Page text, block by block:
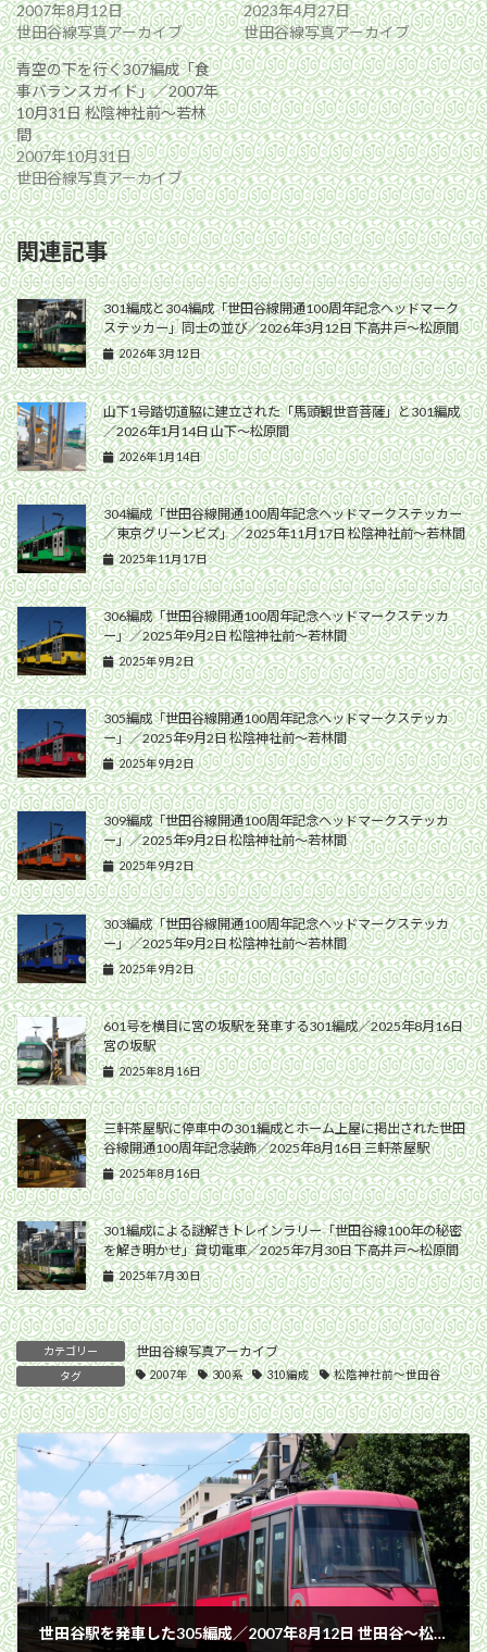
2007年8月12日
世田谷線写真アーカイブ
2023年4月27日
世田谷線写真アーカイブ
青空の下を行く307編成「食
事バランスガイド」／2007年
10月31日 松陰神社前〜若林
間
2007年10月31日
世田谷線写真アーカイブ
関連記事
301編成と304編成「世田谷線開通100周年記念ヘッドマーク
ステッカー」同士の並び／2026年3月12日 下高井戸〜松原間
2026年3月12日
山下1号踏切道脇に建立された「馬頭観世音菩薩」と301編成
／2026年1月14日 山下〜松原間
2026年1月14日
304編成「世田谷線開通100周年記念ヘッドマークステッカー
／東京グリーンビズ」／2025年11月17日 松陰神社前〜若林間
2025年11月17日
306編成「世田谷線開通100周年記念ヘッドマークステッカ
ー」／2025年9月2日 松陰神社前〜若林間
2025年9月2日
305編成「世田谷線開通100周年記念ヘッドマークステッカ
ー」／2025年9月2日 松陰神社前〜若林間
2025年9月2日
309編成「世田谷線開通100周年記念ヘッドマークステッカ
ー」／2025年9月2日 松陰神社前〜若林間
2025年9月2日
303編成「世田谷線開通100周年記念ヘッドマークステッカ
ー」／2025年9月2日 松陰神社前〜若林間
2025年9月2日
601号を横目に宮の坂駅を発車する301編成／2025年8月16日
宮の坂駅
2025年8月16日
三軒茶屋駅に停車中の301編成とホーム上屋に掲出された世田
谷線開通100周年記念装飾／2025年8月16日 三軒茶屋駅
2025年8月16日
301編成による謎解きトレインラリー「世田谷線100年の秘密
を解き明かせ」貸切電車／2025年7月30日 下高井戸〜松原間
2025年7月30日
カテゴリー 世田谷線写真アーカイブ
タグ 2007年 300系 310編成 松陰神社前〜世田谷
世田谷駅を発車した305編成／2007年8月12日 世田谷〜松陰神社前間